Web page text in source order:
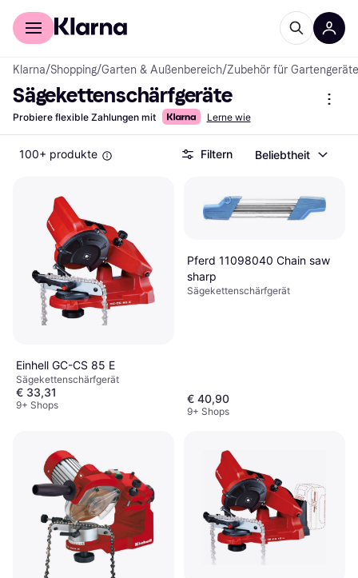
Für Shopper
Klarna/Shopping/Garten & Außenbereich/Zubehör für Gartengeräte
Sägekettenschärfgeräte
Probiere flexible Zahlungen mit Lerne wie
100+ produkte Filtern Beliebtheit
Einhell GC-CS 85 E
Sägekettenschärfgerät
€ 33,31
9+ Shops
Pferd 11098040 Chain saw
sharp
Sägekettenschärfgerät
€ 40,90
9+ Shops